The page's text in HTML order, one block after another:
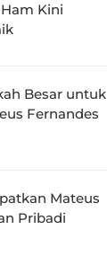
Kini
Besar untuk
Fernandes
Mateus
Pribadi